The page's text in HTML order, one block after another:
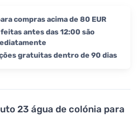
23 água de colónia para
compras acima de 80 EUR
antes das 12:00 são
gratuitas dentro de 90 dias